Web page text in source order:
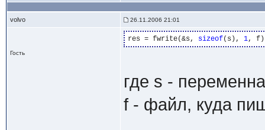
volvo 26.11.2006 21:01
Гость
res = fwrite(&s, sizeof(s), 1
где s -
f - файл, куда